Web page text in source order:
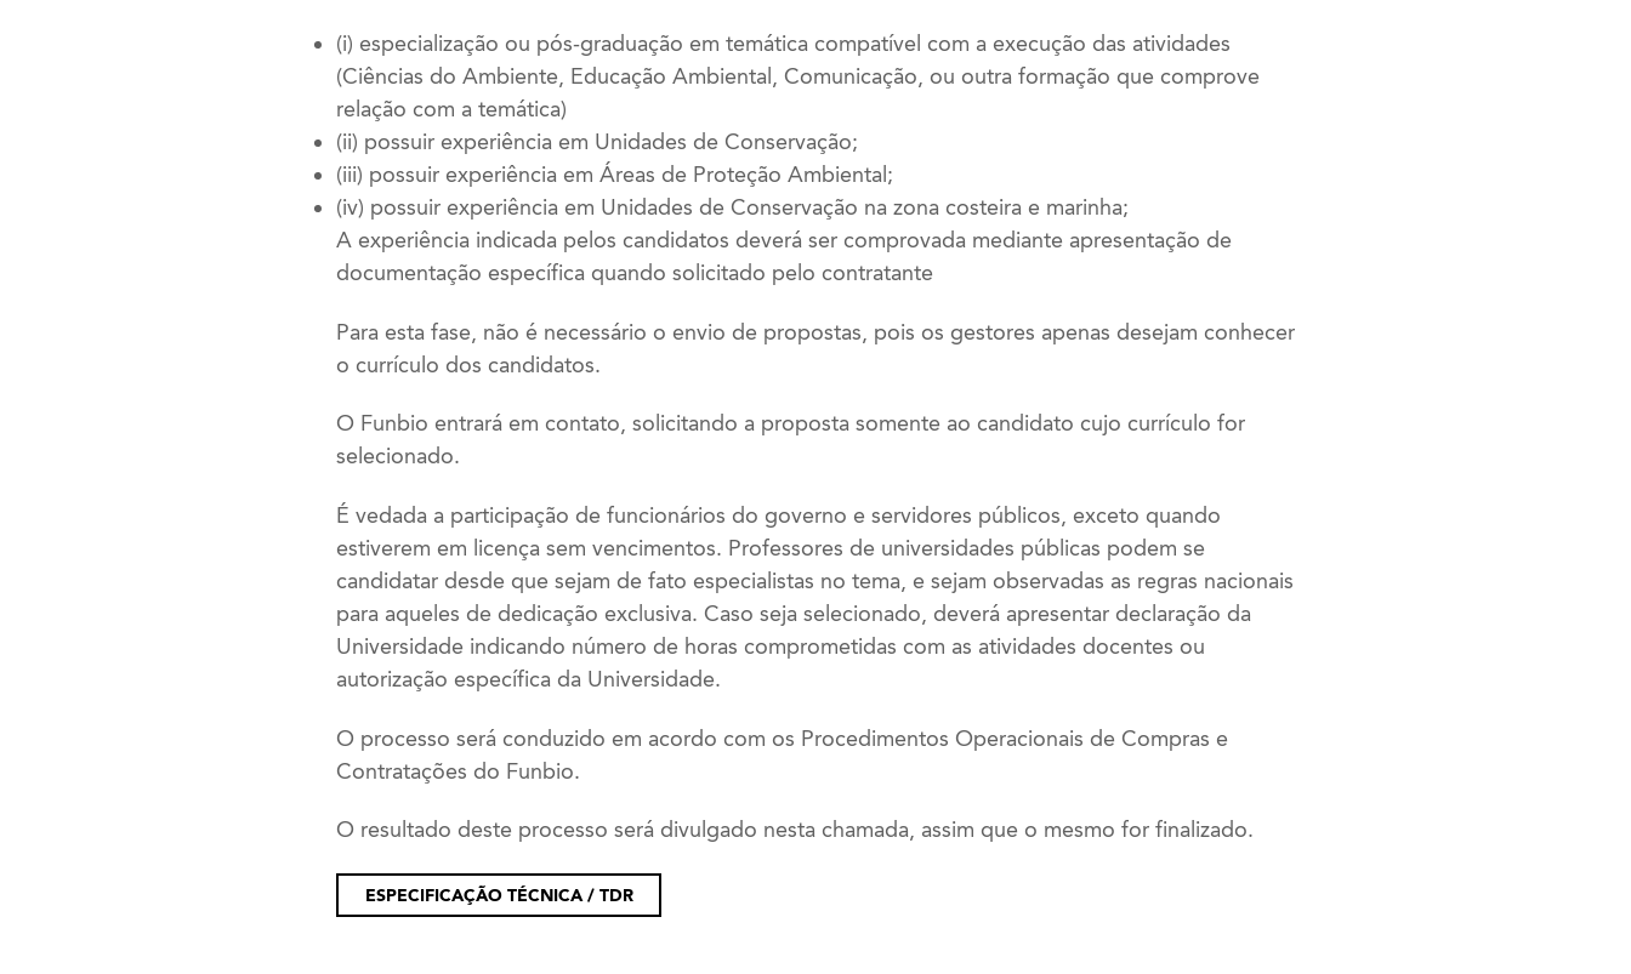
(i) especialização ou pós-graduação em temática compatível com a execução das atividades
(Ciências do Ambiente, Educação Ambiental, Comunicação, ou outra formação que comprove
relação com a temática)
(ii) possuir experiência em Unidades de Conservação;
(iii) possuir experiência em Áreas de Proteção Ambiental;
(iv) possuir experiência em Unidades de Conservação na zona costeira e marinha;
A experiência indicada pelos candidatos deverá ser comprovada mediante apresentação de
documentação específica quando solicitado pelo contratante
Para esta fase, não é necessário o envio de propostas, pois os gestores apenas desejam conhecer
o currículo dos candidatos.
O Funbio entrará em contato, solicitando a proposta somente ao candidato cujo currículo for
selecionado.
É vedada a participação de funcionários do governo e servidores públicos, exceto quando
estiverem em licença sem vencimentos. Professores de universidades públicas podem se
candidatar desde que sejam de fato especialistas no tema, e sejam observadas as regras nacionais
para aqueles de dedicação exclusiva. Caso seja selecionado, deverá apresentar declaração da
Universidade indicando número de horas comprometidas com as atividades docentes ou
autorização específica da Universidade.
O processo será conduzido em acordo com os Procedimentos Operacionais de Compras e
Contratações do Funbio.
O resultado deste processo será divulgado nesta chamada, assim que o mesmo for finalizado.
ESPECIFICAÇÃO TÉCNICA / TDR